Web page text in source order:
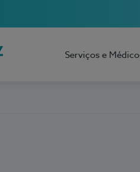
Serviços e